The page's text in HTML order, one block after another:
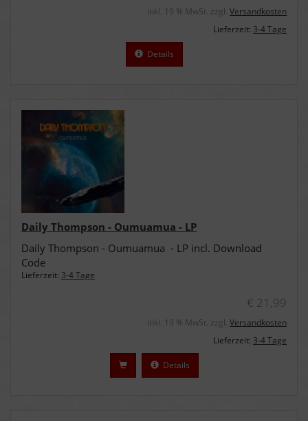
inkl. 19 % MwSt. zzgl. Versandkosten
Lieferzeit: 3-4 Tage
Details
Daily Thompson - Oumuamua - LP
Daily Thompson - Oumuamua - LP incl. Download
Code
Lieferzeit: 3-4 Tage
€ 21,99
inkl. 19 % MwSt. zzgl. Versandkosten
Lieferzeit: 3-4 Tage
Details